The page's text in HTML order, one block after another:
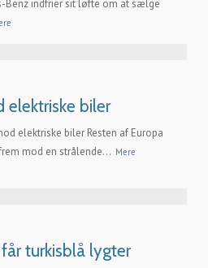
Benz indfrier sit løfte om at sælge
elektriske biler
elektriske biler Resten af Europa
mod en strålende... Mere
turkisblå lygter